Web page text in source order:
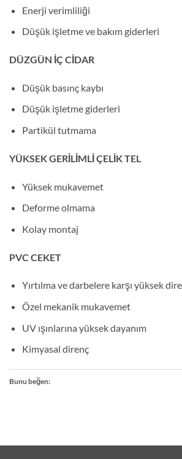
Enerji verimliliği
Düşük işletme ve bakım giderleri
DÜZGÜN İÇ CİDAR
Düşük basınç kaybı
Düşük işletme giderleri
Partikül tutmama
YÜKSEK GERİLİMLİ ÇELİK TEL
Yüksek mukavemet
Deforme olmama
Kolay montaj
PVC CEKET
Yırtılma ve darbelere karşı yüksek
Özel mekanik mukavemet
UV ışınlarına yüksek dayanım
Kimyasal direnç
Bunu beğen: